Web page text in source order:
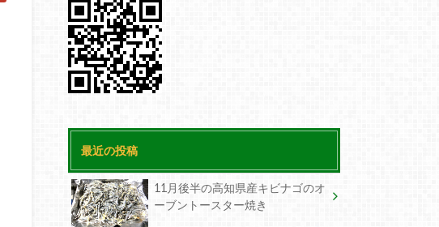
最近の投稿
11月後半の高知県産キビナゴのオ
ーブントースター焼き